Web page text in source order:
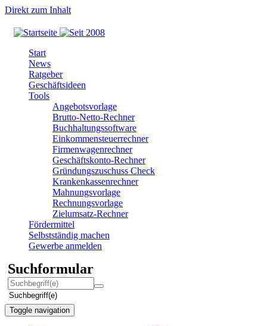
Direkt zum Inhalt
Start
News
Ratgeber
Geschäftsideen
Tools
Angebotsvorlage
Brutto-Netto-Rechner
Buchhaltungssoftware
Einkommensteuerrechner
Firmenwagenrechner
Geschäftskonto-Rechner
Gründungszuschuss Check
Krankenkassenrechner
Mahnungsvorlage
Rechnungsvorlage
Zielumsatz-Rechner
Fördermittel
Selbstständig machen
Gewerbe anmelden
Suchformular
Suchbegriff(e)
Toggle navigation